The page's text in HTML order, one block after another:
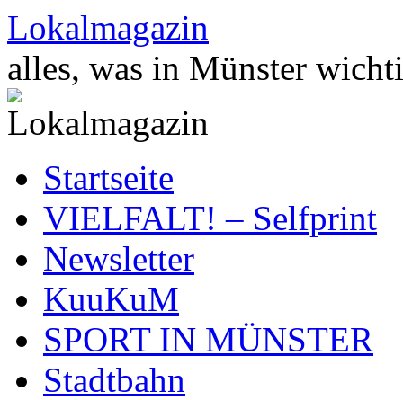
Zum
Inhalt
springen
Lokalmagazin
alles, was in Münster
Startseite
VIELFALT! – Selfprint
Newsletter
KuuKuM
SPORT IN MÜNSTER
Stadtbahn